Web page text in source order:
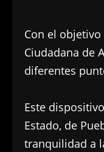
Con el
Ciudadana de
diferentes
Este
Estado, de
tranquilidad a